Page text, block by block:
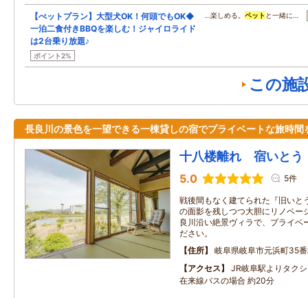
【ぺットプラン】大型犬OK！何頭でもOK◆
一泊二食付きBBQを楽しむ！ジャイロライド
は2台乗り放題♪
ポイント2%
…楽しめる。 ペット と一緒に…
この施
長良川の景色を一望できる一棟貸しの宿でプライベートな旅時間
十八楼離れ 宿いとう
5.0 5件
戦後間もなく建てられた『旧いと
の面影を残しつつ大胆にリノベー
良川沿い絶景ヴィラで、プライベ
ださい。
住所
岐阜県岐阜市元浜町35
アクセス
JR岐阜駅よりタク
在来線バスの場合 約20分